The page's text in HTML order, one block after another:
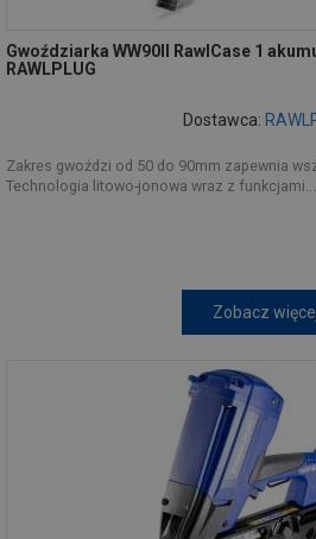
Gwoździarka WW90II RawlCase 1
RAWLPLUG
Dostawca:
Zakres gwoździ od 50 do 90mm zapewnia
Technologia litowo-jonowa wraz z funkcjami...
Zobacz